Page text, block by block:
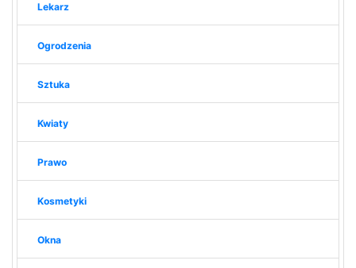
Lekarz
Ogrodzenia
Sztuka
Kwiaty
Prawo
Kosmetyki
Okna